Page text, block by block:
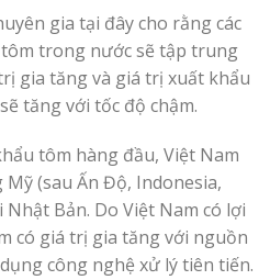
gia tại đây cho rằng các
trong nước sẽ tập trung
gia tăng và giá trị xuất khẩu
tăng với tốc độ chậm.
tôm hàng đầu, Việt Nam
(sau Ấn Độ, Indonesia,
Bản. Do Việt Nam có lợi
có giá trị gia tăng với nguồn
công nghệ xử lý tiên tiến.